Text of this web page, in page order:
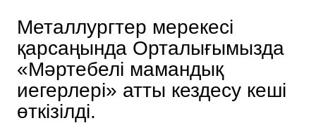
Металлургтер мерекесі
қарсаңында Орталығымызда
«Мәртебелі мамандық
иегерлері» атты кездесу кеші
өткізілді.